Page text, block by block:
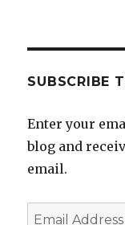
SUBSCRIBE
Enter your
blog and
email.
Email